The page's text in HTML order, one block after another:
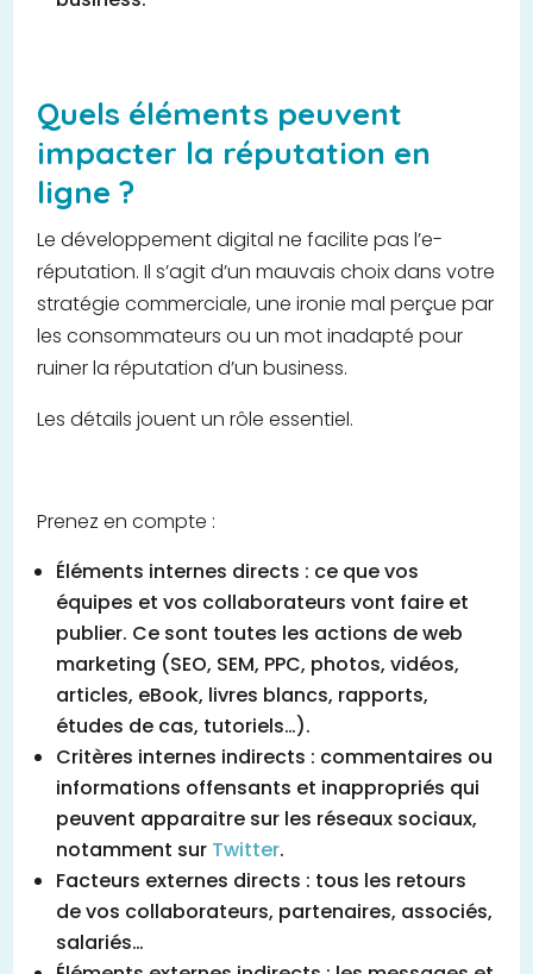
Quels éléments peuvent
impacter la réputation en
ligne ?
Le développement digital ne facilite pas l’e-
réputation. Il s’agit d’un mauvais choix dans votre
stratégie commerciale, une ironie mal perçue par
les consommateurs ou un mot inadapté pour
ruiner la réputation d’un business.
Les détails jouent un rôle essentiel.
Prenez en compte :
Éléments internes directs : ce que vos
équipes et vos collaborateurs vont faire et
publier. Ce sont toutes les actions de web
marketing (SEO, SEM, PPC, photos, vidéos,
articles, eBook, livres blancs, rapports,
études de cas, tutoriels…).
Critères internes indirects : commentaires ou
informations offensants et inappropriés qui
peuvent apparaitre sur les réseaux sociaux,
notamment sur Twitter.
Facteurs externes directs : tous les retours
de vos collaborateurs, partenaires, associés,
salariés…